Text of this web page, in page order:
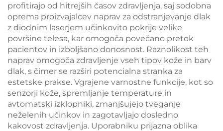
profitirajo od hitrejših časov zdravljenja, saj sodobna
oprema proizvajalcev naprav za odstranjevanje dlak
z diodnim laserjem učinkovito pokrije velike
površine telesa, kar omogoča povečano pretok
pacientov in izboljšano donosnost. Raznolikost teh
naprav omogoča zdravljenje vseh tipov kože in barv
dlak, s čimer se razširi potencialna stranka za
estetske prakse. Vgrajene varnostne funkcije, kot so
senzorji kože, spremljanje temperature in
avtomatski izklopniki, zmanjšujejo tveganje
neželenih učinkov in zagotavljajo dosledno
kakovost zdravljenja. Uporabniku prijazna oblika